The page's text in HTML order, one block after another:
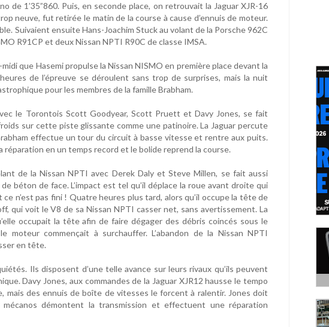
de 1’35”860. Puis, en seconde place, on retrouvait la Jaguar XJR-16
neuve, fut retirée le matin de la course à cause d’ennuis de moteur.
Suivaient ensuite Hans-Joachim Stuck au volant de la Porsche 962C
R91CP et deux Nissan NPTI R90C de classe IMSA.
que Hasemi propulse la Nissan NISMO en première place devant la
de l’épreuve se déroulent sans trop de surprises, mais la nuit
pour les membres de la famille Brabham.
le Torontois Scott Goodyear, Scott Pruett et Davy Jones, se fait
sur cette piste glissante comme une patinoire. La Jaguar percute
effectue un tour du circuit à basse vitesse et rentre aux puits.
réparation en un temps record et le bolide reprend la course.
de la Nissan NPTI avec Derek Daly et Steve Millen, se fait aussi
béton de face. L’impact est tel qu’il déplace la roue avant droite qui
ce n’est pas fini ! Quatre heures plus tard, alors qu’il occupe la tête de
qui voit le V8 de sa Nissan NPTI casser net, sans avertissement. La
occupait la tête afin de faire dégager des débris coincés sous le
commençait à surchauffer. L’abandon de la Nissan NPTI
en tête.
Ils disposent d’une telle avance sur leurs rivaux qu’ils peuvent
Davy Jones, aux commandes de la Jaguar XJR12 hausse le tempo
des ennuis de boîte de vitesses le forcent à ralentir. Jones doit
démontent la transmission et effectuent une réparation